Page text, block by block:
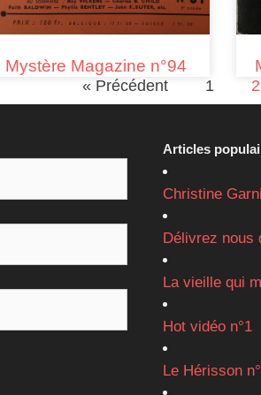
Mystère Magazine n°94
« Précédent 1 2
Articles
Christine
Délivrez nous
La vieille qui
Hot vidéo n°1
Le Hérisson